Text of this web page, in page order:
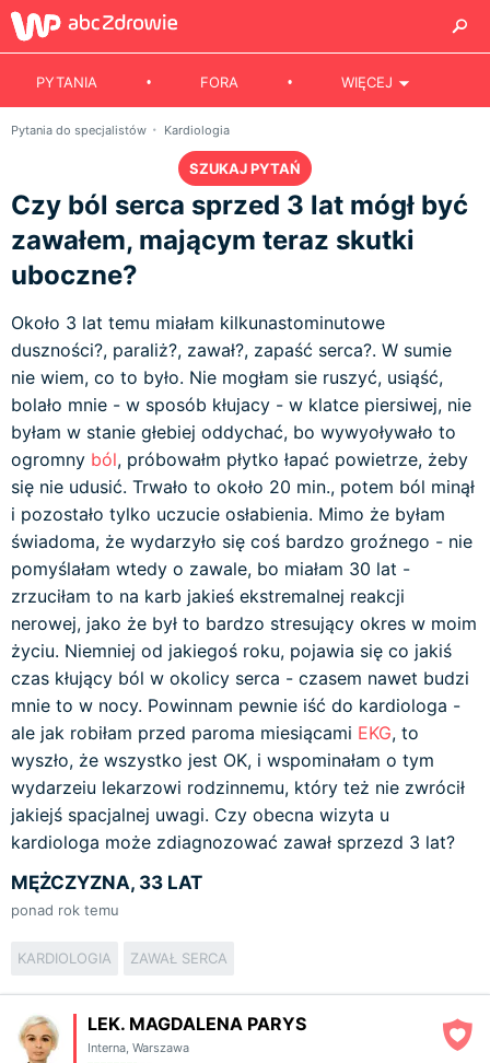
PYTANIA FORA WIĘCEJ
Pytania do specjalistów Kardiologia
SZUKAJ PYTAŃ
Czy ból serca sprzed 3 lat mógł być
zawałem, mającym teraz skutki
uboczne?
Około 3 lat temu miałam kilkunastominutowe
duszności?, paraliż?, zawał?, zapaść serca?. W sumie
nie wiem, co to było. Nie mogłam sie ruszyć, usiąść,
bolało mnie - w sposób kłujacy - w klatce piersiwej, nie
byłam w stanie głebiej oddychać, bo wywyoływało to
ogromny ból, próbowałm płytko łapać powietrze, żeby
się nie udusić. Trwało to około 20 min., potem ból minął
i pozostało tylko uczucie osłabienia. Mimo że byłam
świadoma, że wydarzyło się coś bardzo groźnego - nie
pomyślałam wtedy o zawale, bo miałam 30 lat -
zrzuciłam to na karb jakieś ekstremalnej reakcji
nerowej, jako że był to bardzo stresujący okres w moim
życiu. Niemniej od jakiegoś roku, pojawia się co jakiś
czas kłujący ból w okolicy serca - czasem nawet budzi
mnie to w nocy. Powinnam pewnie iść do kardiologa -
ale jak robiłam przed paroma miesiącami EKG, to
wyszło, że wszystko jest OK, i wspominałam o tym
wydarzeiu lekarzowi rodzinnemu, który też nie zwrócił
jakiejś spacjalnej uwagi. Czy obecna wizyta u
kardiologa może zdiagnozować zawał sprzezd 3 lat?
MĘŻCZYZNA, 33 LAT
ponad rok temu
KARDIOLOGIA ZAWAŁ SERCA
LEK. MAGDALENA PARYS
Interna, Warszawa